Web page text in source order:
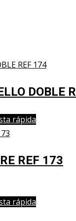
DOBLE
rápida
REF 173
rápida